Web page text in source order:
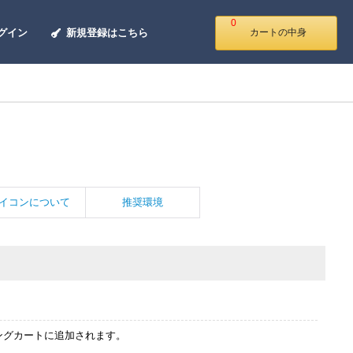
0
カートの中身
イン 新規登録はこちら
コンについて 推奨環境
カートに追加されます。